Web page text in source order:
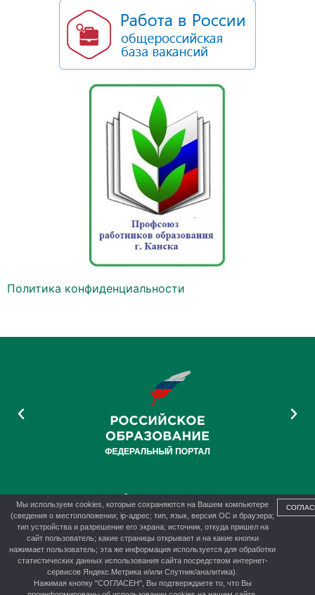
Политика конфиденциальности
© 2012-2026 г. Управление образования администрации г.
Канска
Мы используем cookies, которые сохраняются на Вашем компьютере
(сведения о местоположении; ip-адрес; тип, язык, версия ОС и браузера;
тип устройства и разрешение его экрана; источник, откуда пришел на
сайт пользователь; какие страницы открывает и на какие кнопки
нажимает пользователь; эта же информация используется для обработки
статистических данных использования сайта посредством интернет-
сервисов Яндекс.Метрика и/или Спутник/аналитика).
Нажимая кнопку "СОГЛАСЕН", Вы подтверждаете то, что Вы